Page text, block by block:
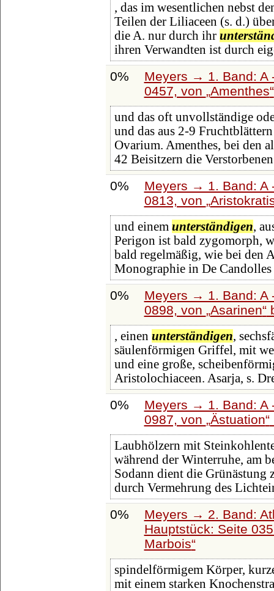
, das im wesentlichen nebst
Teilen der Liliaceen (s. d.)
die A. nur durch ihr
ihren Verwandten ist durch
0%
Meyers → 1. Band: A
0457, von Amenthes
und das oft unvollständige
und das aus 2-9
Ovarium. Amenthes, bei den
42 Beisitzern die
0%
Meyers → 1. Band: A
0813, von
und einem unterständigen,
Perigon ist bald zygomorph,
bald regelmäßig, wie bei den
Monographie in De
0%
Meyers → 1. Band: A
0898, von Asarinen
, einen unterständigen,
säulenförmigen Griffel, mit
und eine große,
Aristolochiaceen. Asarja, s.
0%
Meyers → 1. Band: A
0987, von Ästuation
Laubhölzern mit
während der Winterruhe, am
Sodann dient die
durch Vermehrung des
0%
Meyers → 2. Band:
Hauptstück: Seite
Marbois
spindelförmigem Körper,
mit einem starken